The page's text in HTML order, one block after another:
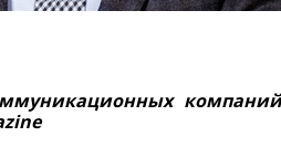
компаний